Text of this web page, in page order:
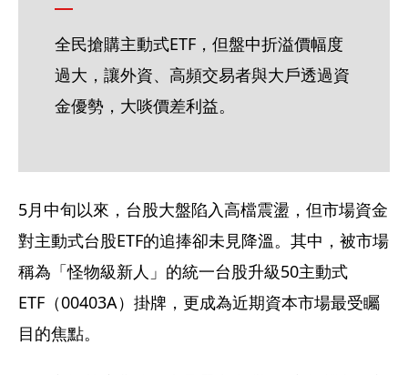
全民搶購主動式ETF，但盤中折溢價幅度
過大，讓外資、高頻交易者與大戶透過資
金優勢，大啖價差利益。
5月中旬以來，台股大盤陷入高檔震盪，但市場資金
對主動式台股ETF的追捧卻未見降溫。其中，被市場
稱為「怪物級新人」的統一台股升級50主動式
ETF（00403A）掛牌，更成為近期資本市場最受矚
目的焦點。